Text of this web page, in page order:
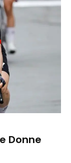
Donne